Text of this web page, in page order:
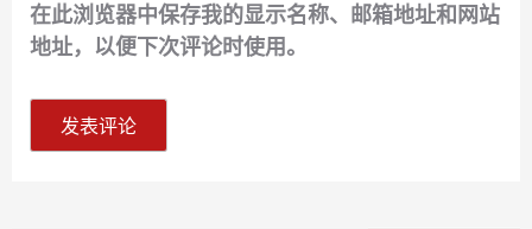
在此浏览器中保存我的显示名称、邮箱地址和网站
地址，以便下次评论时使用。